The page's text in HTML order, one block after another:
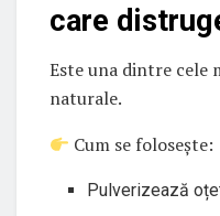
care
Este una dintre cele
naturale.
Cum se folosește:
Pulverizează